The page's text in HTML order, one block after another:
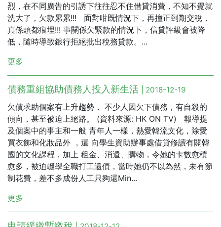
烈，在不同廣告的引誘下往往忍不住借貸消費，不知不覺就
洗大了，欠款累累!!! 面對咁既情況下，再撞正到期交稅，
真係頭都痕埋!!! 事關係欠緊款的情況下，信貸評級會被降
低，隨時導致銀行拒絕批出稅務貸款。...
更多
債務重組協助債務人投入新生活 | 2018-12-19
欠債求助個案有上升趨勢， 不少人因欠下債務，有自殺的
傾向，甚至被迫上絕路。 (資料來源: HK ON TV) 報導提
及個案中的事主和一般 青年人一樣，熱愛韓流文化，除愛
買衣飾和化妝品外 ，還 向學生資助辦事處借貸修讀有關韓
國的文化課程，加上 租金、消遣、購物，令她的卡數愈積
愈多，被迫輟學全職打工還債，當時她仍不以為然，未有節
制花費，差不多成份人工只夠還Min...
更多